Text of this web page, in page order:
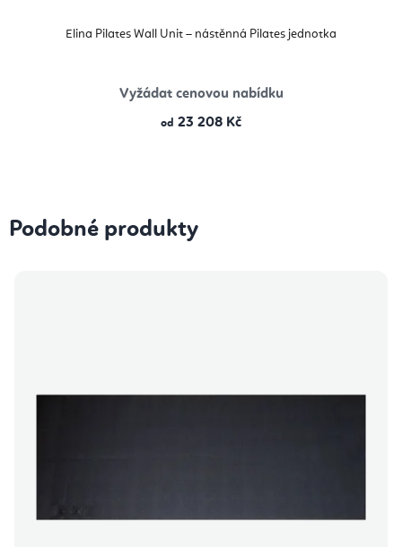
Elina Pilates Wall Unit – nástěnná Pilates jednotka
Vyžádat cenovou nabídku
od 23 208 Kč
Podobné produkty